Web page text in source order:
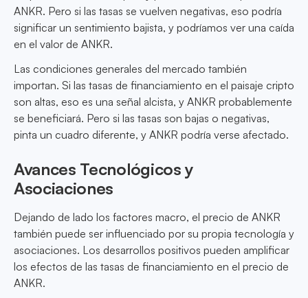
ANKR. Pero si las tasas se vuelven negativas, eso podría
significar un sentimiento bajista, y podríamos ver una caída
en el valor de ANKR.
Las condiciones generales del mercado también
importan. Si las tasas de financiamiento en el paisaje cripto
son altas, eso es una señal alcista, y ANKR probablemente
se beneficiará. Pero si las tasas son bajas o negativas,
pinta un cuadro diferente, y ANKR podría verse afectado.
Avances Tecnológicos y
Asociaciones
Dejando de lado los factores macro, el precio de ANKR
también puede ser influenciado por su propia tecnología y
asociaciones. Los desarrollos positivos pueden amplificar
los efectos de las tasas de financiamiento en el precio de
ANKR.